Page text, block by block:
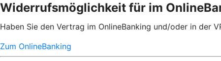
Widerrufsmöglichkeit für im
Haben Sie den Vertrag im OnlineBanking und/oder in der
Zum OnlineBanking